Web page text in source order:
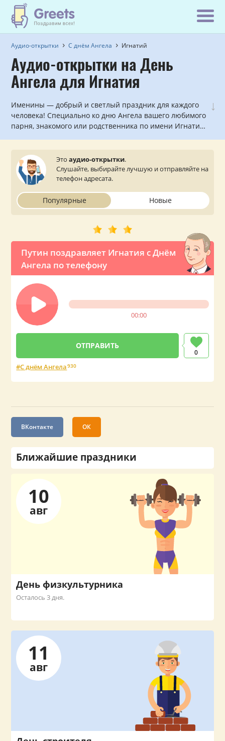
Аудио-открытки С днём Ангела Игнатий
Аудио-открытки на День
Ангела для Игнатия
↓
Именины — добрый и светлый праздник для каждого
человека! Специально ко дню Ангела вашего любимого
парня, знакомого или родственника по имени Игнатий
отправить с сайта на мобильный телефон.
Этоаудио-открытки.
Слушайте, выбирайте лучшую и отправляйте на
телефон адресата.
Популярные Новые
Путин поздравляет Игнатия с Днём
Ангела по телефону
00:00
0
С днём Ангела930
ВКонтакте ОК
Ближайшие праздники
10
авг
День физкультурника
Осталось 3 дня.
11
авг